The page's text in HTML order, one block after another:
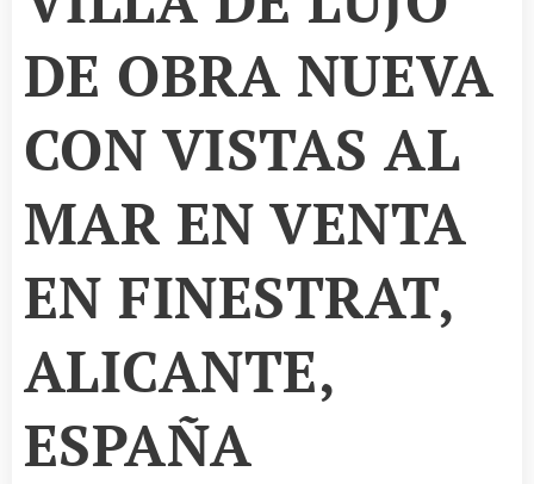
DE OBRA NUEVA
CON VISTAS AL
MAR EN VENTA
EN FINESTRAT,
ALICANTE,
ESPAÑA